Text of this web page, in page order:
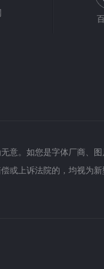
意。如您是字体厂商、
或上诉法院的，均视为